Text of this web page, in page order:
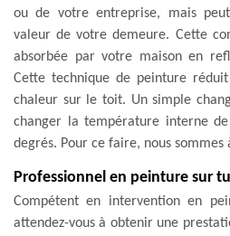
ou de votre entreprise, mais
valeur de votre demeure. Cette
absorbée par votre maison en
Cette technique de peinture
chaleur sur le toit. Un simple
changer la température interne
degrés. Pour ce faire, nous sommes
Professionnel en peinture sur
Compétent en intervention en
attendez-vous à obtenir une